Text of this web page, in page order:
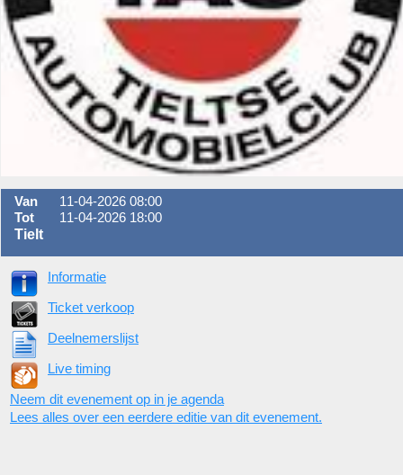
Van
11-04-2026 08:00
Tot
11-04-2026 18:00
Tielt
Informatie
Ticket verkoop
Deelnemerslijst
Live timing
Neem dit evenement op in je agenda
Lees alles over een eerdere editie van dit evenement.